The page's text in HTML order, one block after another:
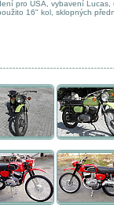
pro USA, vybavení Lucas,
16" kol, sklopných